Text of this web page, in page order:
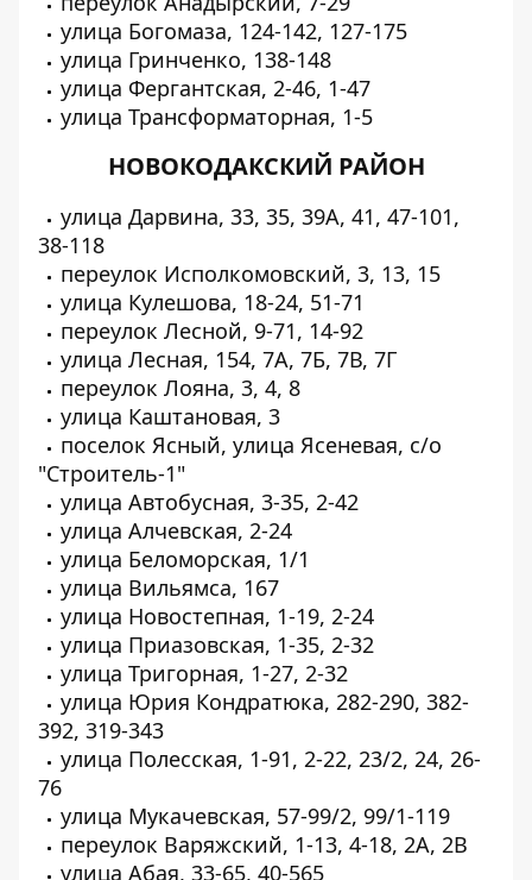
улица Богомаза, 124-142, 127-175
улица Гринченко, 138-148
улица Фергантская, 2-46, 1-47
улица Трансформаторная, 1-5
НОВОКОДАКСКИЙ РАЙОН
улица Дарвина, 33, 35, 39А, 41, 47-101,
38-118
переулок Исполкомовский, 3, 13, 15
улица Кулешова, 18-24, 51-71
переулок Лесной, 9-71, 14-92
улица Лесная, 154, 7А, 7Б, 7В, 7Г
переулок Лояна, 3, 4, 8
улица Каштановая, 3
поселок Ясный, улица Ясеневая, с/о
"Строитель-1"
улица Автобусная, 3-35, 2-42
улица Алчевская, 2-24
улица Беломорская, 1/1
улица Вильямса, 167
улица Новостепная, 1-19, 2-24
улица Приазовская, 1-35, 2-32
улица Тригорная, 1-27, 2-32
улица Юрия Кондратюка, 282-290, 382-
392, 319-343
улица Полесская, 1-91, 2-22, 23/2, 24, 26-
76
улица Мукачевская, 57-99/2, 99/1-119
переулок Варяжский, 1-13, 4-18, 2А, 2В
улица Абая, 33-65, 40-565